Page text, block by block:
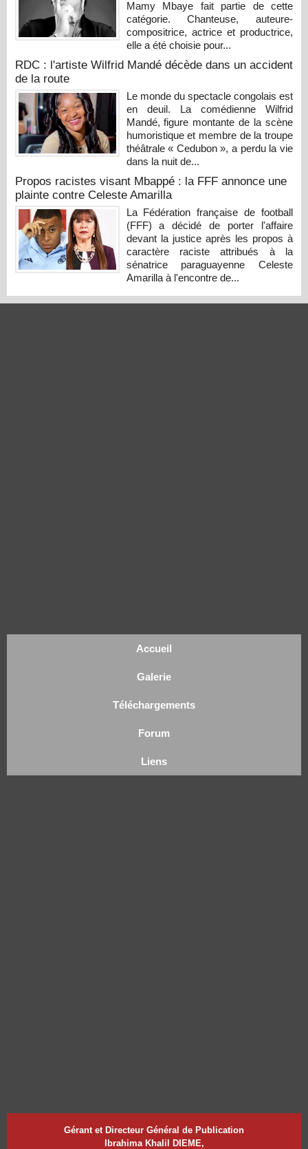
Mamy Mbaye fait partie de cette
catégorie. Chanteuse, auteure-
compositrice, actrice et productrice,
elle a été choisie pour...
RDC : l'artiste Wilfrid Mandé décède dans un accident
de la route
Le monde du spectacle congolais est
en deuil. La comédienne Wilfrid
Mandé, figure montante de la scène
humoristique et membre de la troupe
théâtrale « Cedubon », a perdu la vie
dans la nuit de...
Propos racistes visant Mbappé : la FFF annonce une
plainte contre Celeste Amarilla
La Fédération française de football
(FFF) a décidé de porter l'affaire
devant la justice après les propos à
caractère raciste attribués à la
sénatrice paraguayenne Celeste
Amarilla à l'encontre de...
Accueil
Galerie
Téléchargements
Forum
Liens
Gérant et Directeur Général de Publication
Ibrahima Khalil DIEME,